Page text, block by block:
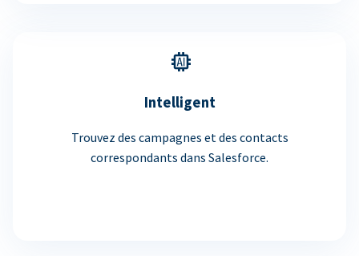
Intelligent
Trouvez des campagnes et des contacts
correspondants dans Salesforce.